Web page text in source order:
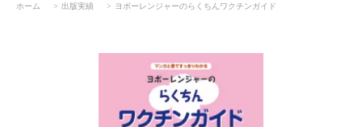
ホーム 出版実績 ヨボーレンジャーのらくちんワクチンガイド